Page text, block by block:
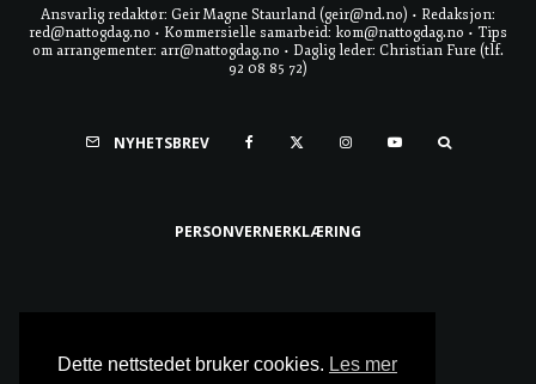
Ansvarlig redaktør: Geir Magne Staurland (geir@nd.no) • Redaksjon:
red@nattogdag.no • Kommersielle samarbeid: kom@nattogdag.no • Tips
om arrangementer: arr@nattogdag.no • Daglig leder: Christian Fure (tlf.
92 08 85 72)
NYHETSBREV
PERSONVERNERKLÆRING
Dette nettstedet bruker cookies. Les mer